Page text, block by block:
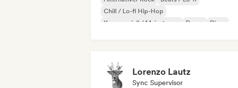
Chill / Lo-fi Hip-Hop
Kommerziell / Mainstream
Dance
Disco
Lorenzo Lautz
Sync Supervisor